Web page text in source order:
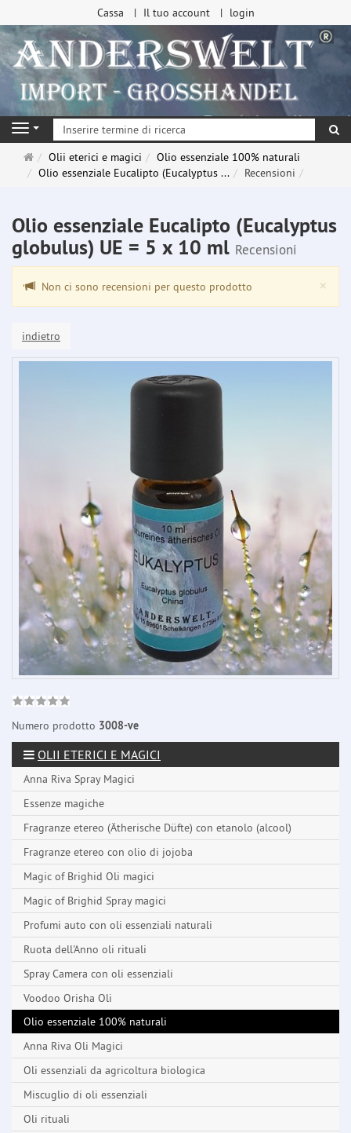
Cassa Il tuo account login
Navigation
Pagina
principale
Olii eterici e magici
Olio essenziale 100% naturali
Olio essenziale Eucalipto (Eucalyptus ...
Recensioni
Olio essenziale Eucalipto (Eucalyptus
globulus) UE = 5 x 10 ml Recensioni
×
Non ci sono recensioni per questo prodotto
indietro
Numero prodotto 3008-ve
OLII ETERICI E MAGICI
Anna Riva Spray Magici
Essenze magiche
Fragranze etereo (Ätherische Düfte) con etanolo (alcool)
Fragranze etereo con olio di jojoba
Magic of Brighid Oli magici
Magic of Brighid Spray magici
Profumi auto con oli essenziali naturali
Ruota dell'Anno oli rituali
Spray Camera con oli essenziali
Voodoo Orisha Oli
Olio essenziale 100% naturali
Anna Riva Oli Magici
Oli essenziali da agricoltura biologica
Miscuglio di oli essenziali
Oli rituali